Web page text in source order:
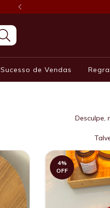
Sucesso de Vendas
Desculpe,
4%
OFF